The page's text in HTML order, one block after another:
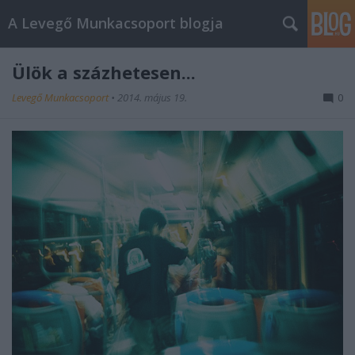
A Levegő Munkacsoport blogja
Ülök a százhetesen...
Levegő Munkacsoport • 2014. május 19. 0